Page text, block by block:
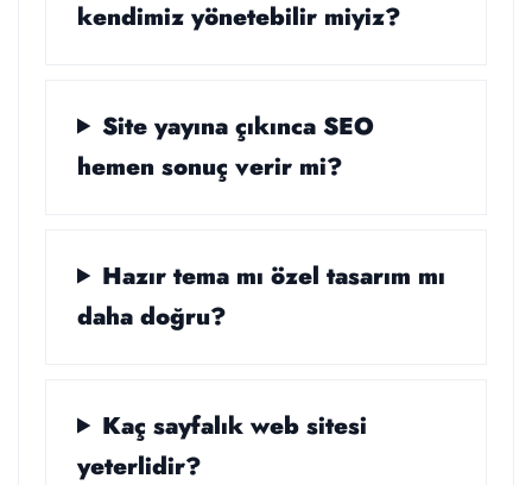
kendimiz yönetebilir miyiz?
Site yayına çıkınca SEO
hemen sonuç verir mi?
Hazır tema mı özel tasarım mı
daha doğru?
Kaç sayfalık web sitesi
yeterlidir?